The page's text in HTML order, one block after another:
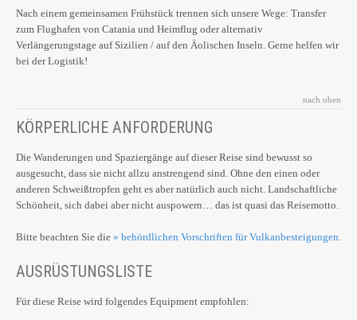
Nach einem gemeinsamen Frühstück trennen sich unsere Wege: Transfer
zum Flughafen von Catania und Heimflug oder alternativ
Verlängerungstage auf Sizilien / auf den Äolischen Inseln. Gerne helfen wir
bei der Logistik!
nach oben
KÖRPERLICHE ANFORDERUNG
Die Wanderungen und Spaziergänge auf dieser Reise sind bewusst so
ausgesucht, dass sie nicht allzu anstrengend sind. Ohne den einen oder
anderen Schweißtropfen geht es aber natürlich auch nicht. Landschaftliche
Schönheit, sich dabei aber nicht auspowern… das ist quasi das Reisemotto.
Bitte beachten Sie die » behördlichen Vorschriften für Vulkanbesteigungen
AUSRÜSTUNGSLISTE
Für diese Reise wird folgendes Equipment empfohlen: